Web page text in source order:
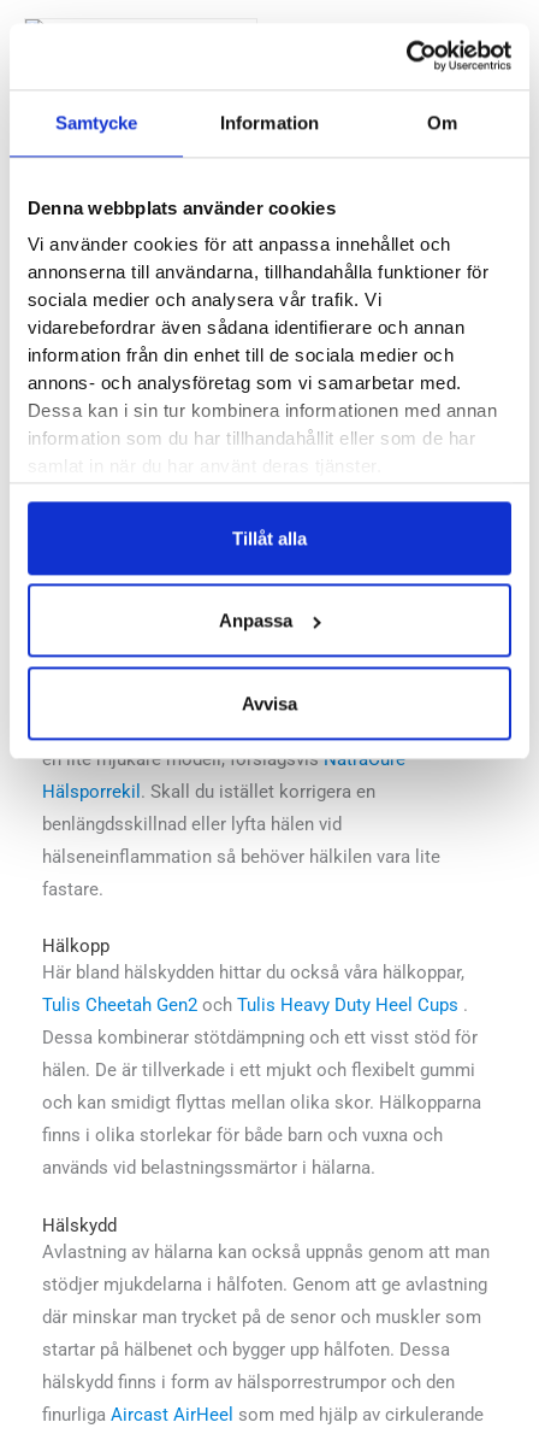
Samtycke Information Om
Denna webbplats använder cookies
Vi använder cookies för att anpassa innehållet och
annonserna till användarna, tillhandahålla funktioner för
sociala medier och analysera vår trafik. Vi
vidarebefordrar även sådana identifierare och annan
information från din enhet till de sociala medier och
annons- och analysföretag som vi samarbetar med.
Dessa kan i sin tur kombinera informationen med annan
information som du har tillhandahållit eller som de har
samlat in när du har använt deras tjänster.
Tillåt alla
Anpassa
Avvisa
120kr
• Korrigerar
benlängdsskillnad
Olika typer av hälinlägg
Hälskydd, hälkopp, hälkil eller hälinlägg. Kärt barn har
skillnaderna och vad du bör välja.
Finns i både mjuka stötdämpande material som avlastar
hälen samt som lite fastare varianter anpassade för att
lyfta upp hälen. De skiljer sig alltså åt beroende på vad
en lite mjukare modell, förslagsvisNatraCure
Hälsporrekil . Skall du istället korrigera en
benlängdsskillnad eller lyfta hälen vid
hälseneinflammation så behöver hälkilen vara lite
fastare.
Hälkopp
Här bland hälskydden hittar du också våra hälkoppar,
Tulis Cheetah Gen2 och Tulis Heavy Duty Heel Cups .
Dessa kombinerar stötdämpning och ett visst stöd för
hälen. De är tillverkade i ett mjukt och flexibelt gummi
och kan smidigt flyttas mellan olika skor. Hälkopparna
finns i olika storlekar för både barn och vuxna och
används vid belastningssmärtor i hälarna.
Hälskydd
Avlastning av hälarna kan också uppnås genom att man
stödjer mjukdelarna i hålfoten. Genom att ge avlastning
där minskar man trycket på de senor och muskler som
startar på hälbenet och bygger upp hålfoten. Dessa
hälskydd finns i form av hälsporrestrumpor och den
finurliga Aircast AirHeel som med hjälp av cirkulerande